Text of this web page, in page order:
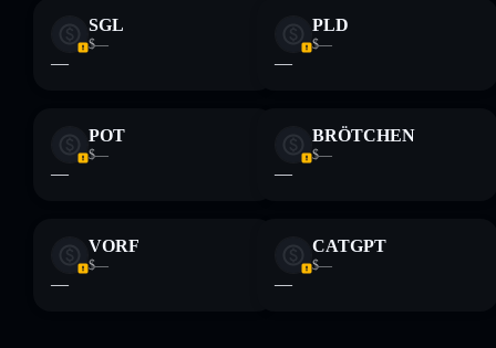
SGL
$—
—
PLD
$—
—
POT
$—
—
BRÖTCHEN
$—
—
VORF
$—
—
CATGPT
$—
—